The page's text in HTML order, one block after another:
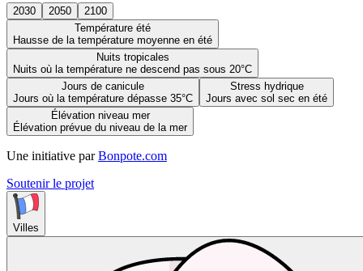
2030 2050
2100
Température été
Hausse de la température moyenne en été
Nuits tropicales
Nuits où la température ne descend pas sous 20°C
Jours de canicule
Jours où la température dépasse 35°C
Stress hydrique
Jours avec sol sec en été
Élévation niveau mer
Élévation prévue du niveau de la mer
Une initiative par Bonpote.com
Soutenir le projet
Villes